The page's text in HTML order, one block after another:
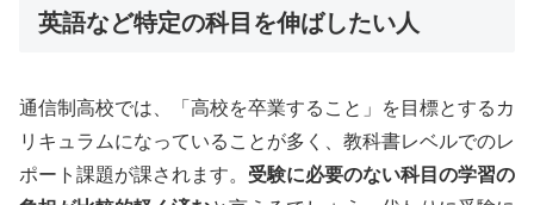
英語など特定の科目を伸ばしたい人
通信制高校では、「高校を卒業すること」を目標とするカ
リキュラムになっていることが多く、教科書レベルでのレ
ポート課題が課されます。 受験に必要のない科目の学習の